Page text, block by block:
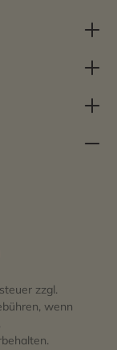
zzgl.
wenn